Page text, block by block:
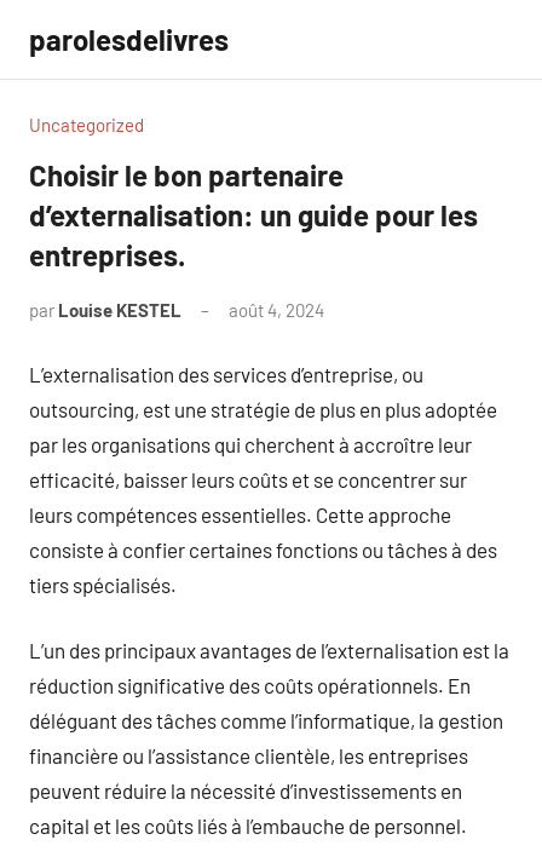
contenu
parolesdelivres
Uncategorized
Choisir le bon partenaire
d’externalisation: un guide pour les
entreprises.
par Louise KESTEL août 4, 2024
L’externalisation des services d’entreprise, ou
outsourcing, est une stratégie de plus en plus adoptée
par les organisations qui cherchent à accroître leur
efficacité, baisser leurs coûts et se concentrer sur
leurs compétences essentielles. Cette approche
consiste à confier certaines fonctions ou tâches à des
tiers spécialisés.
L’un des principaux avantages de l’externalisation est la
réduction significative des coûts opérationnels. En
déléguant des tâches comme l’informatique, la gestion
financière ou l’assistance clientèle, les entreprises
peuvent réduire la nécessité d’investissements en
capital et les coûts liés à l’embauche de personnel.